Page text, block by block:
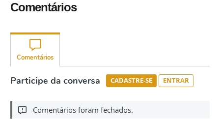
Comentários